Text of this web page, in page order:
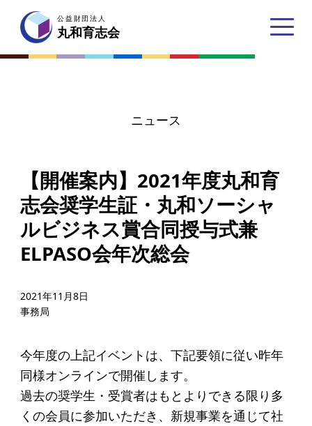
公益財団法人
丸和育志会
丸和育志会とは
理事長あいさつ
丸和育志会の目指す未来
学生のみなさんへ
起業家のみなさんへ
起業を考えている
応援したいみなさんへ
財団概要
公益財団法人
丸和育志会
ニュース
【開催案内】2021年度丸和育
志会奨学生証・丸和ソーシャ
ルビジネス賞合同授与式兼
ELPASO会年次総会
2021年11月8日
事務局
今年度の上記イベントは、下記要領に従い昨年
同様オンラインで開催します。
過去の奨学生・受賞者はもとよりできる限り多
くの会員に参加いただき、新規事業を通じて社